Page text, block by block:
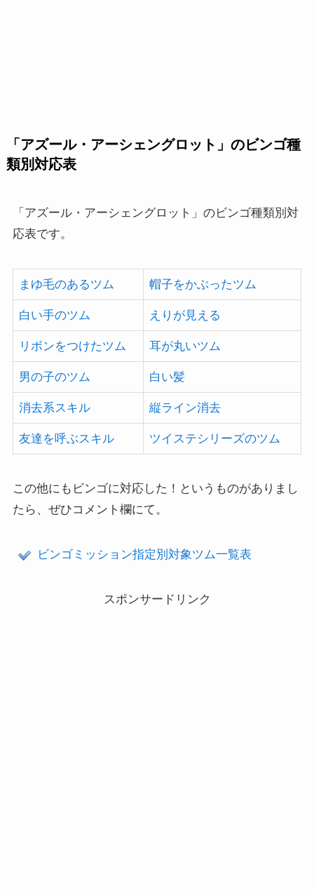
「アズール・アーシェングロット」のビンゴ種
類別対応表
「アズール・アーシェングロット」のビンゴ種類別対
応表です。
まゆ毛のあるツム 帽子をかぶったツム
白い手のツム えりが見える
リボンをつけたツム 耳が丸いツム
男の子のツム 白い髪
消去系スキル 縦ライン消去
友達を呼ぶスキル ツイステシリーズのツム
この他にもビンゴに対応した！というものがありまし
たら、ぜひコメント欄にて。
ビンゴミッション指定別対象ツム一覧表
スポンサードリンク